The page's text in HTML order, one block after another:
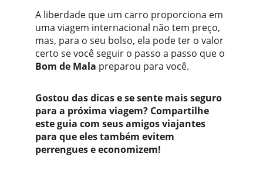
A liberdade que um carro proporciona em
uma viagem internacional não tem preço,
mas, para o seu bolso, ela pode ter o valor
certo se você seguir o passo a passo que o
Bom de Mala preparou para você.
Gostou das dicas e se sente mais seguro
para a próxima viagem? Compartilhe
este guia com seus amigos viajantes
para que eles também evitem
perrengues e economizem!